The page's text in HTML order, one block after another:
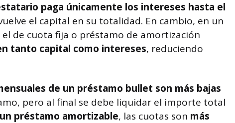
paga únicamente los intereses hasta el
el capital en su totalidad. En cambio, en un
de cuota fija o préstamo de amortización
tanto capital como intereses, reduciendo
de un préstamo bullet son más bajas
pero al final se debe liquidar el importe total
préstamo amortizable, las cuotas son más